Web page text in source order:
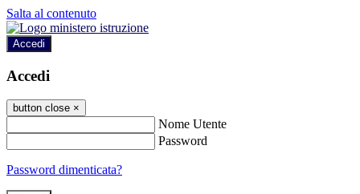
Salta al contenuto
Accedi
Accedi
button close ×
Nome Utente
Password
Password dimenticata?